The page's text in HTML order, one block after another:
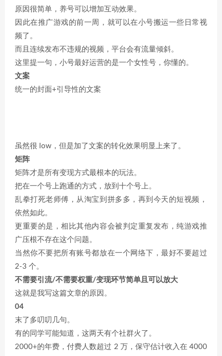
原因很简单，养号可以增加互动效果。
因此在推广游戏的前一周，就可以在小号搬运一些日常视
频了。
而且连续发布不违规的视频，平台会有流量倾斜。
这里提一句，小号最好运营的是一个女性号，你懂的。
文案
统一的封面+引导性的文案
虽然很 low，但是加了文案的转化效果明显上来了。
矩阵
矩阵才是所有变现方式最根本的玩法。
把在一个号上跑通的方式，放到十个号上。
乱拳打死老师傅，从淘宝到拼多多，再到今天的短视频，
依然如此。
更重要的是，相比其他内容会被判定重复发布，纯游戏推
广压根不存在这个问题。
当然你不要把所有账号都放在一个网络下，最好不要超过
2-3 个。
不需要引流/不需要权重/变现环节简单且可以放大
这就是我写这篇文章的原因。
04
末了多叨叨几句。
有的同学可能知道，这两天有个社群火了。
2000+的年费，付费人数超过 2 万，保守估计收入在 4000